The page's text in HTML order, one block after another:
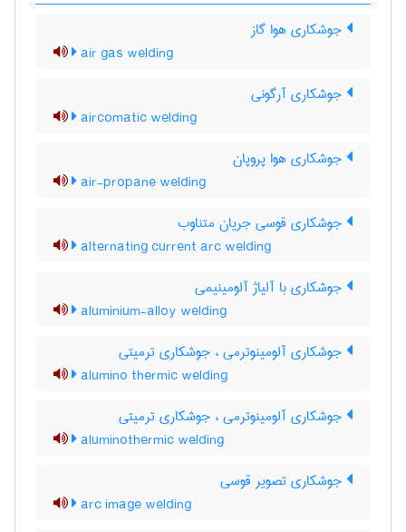
جوشکاری هوا گاز
air gas welding
جوشکاری آرگونی
aircomatic welding
جوشکاری هوا پروپان
air-propane welding
جوشکاری قوسی جریان متناوب
alternating current arc welding
جوشکاری با آلیاژ آلومینیمی
aluminium-alloy welding
جوشکاری آلومینوترمی ، جوشکاری ترمیتی
alumino thermic welding
جوشکاری آلومینوترمی ، جوشکاری ترمیتی
aluminothermic welding
جوشکاری تصویر قوسی
arc image welding